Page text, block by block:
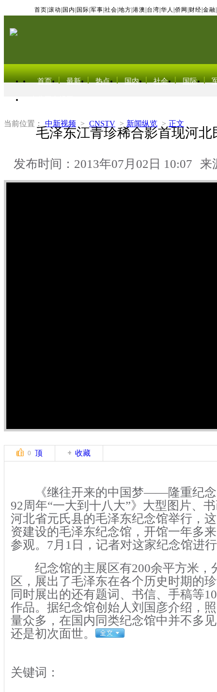
首页 滚动 国内 国际 军事 社会 地方 港澳 台湾 华人 侨网 财经 金融
首页 最新 热点 国内 社会 国际
当前位置： 中新视频 > CNSTV > 新闻纵览 > 正文
毛泽东江青珍稀合影首现河北
发布时间：2013年07月02日 10:07 来
0 顶 收藏
《继往开来的中国梦——隆重纪念
92周年“一大到十八大”》大型图片、
河北省元氏县的毛泽东纪念馆举行，
资建设的毛泽东纪念馆，开馆一年多
参观。7月1日，记者对这家纪念馆进
纪念馆的主展区有200余平方米，
区，展出了毛泽东在各个历史时期的
同时展出的还有题词、书信、手稿等
作品。据纪念馆创始人刘国彦介绍，
量众多，在国内同类纪念馆中并不多
还是初次面世。
关键词：